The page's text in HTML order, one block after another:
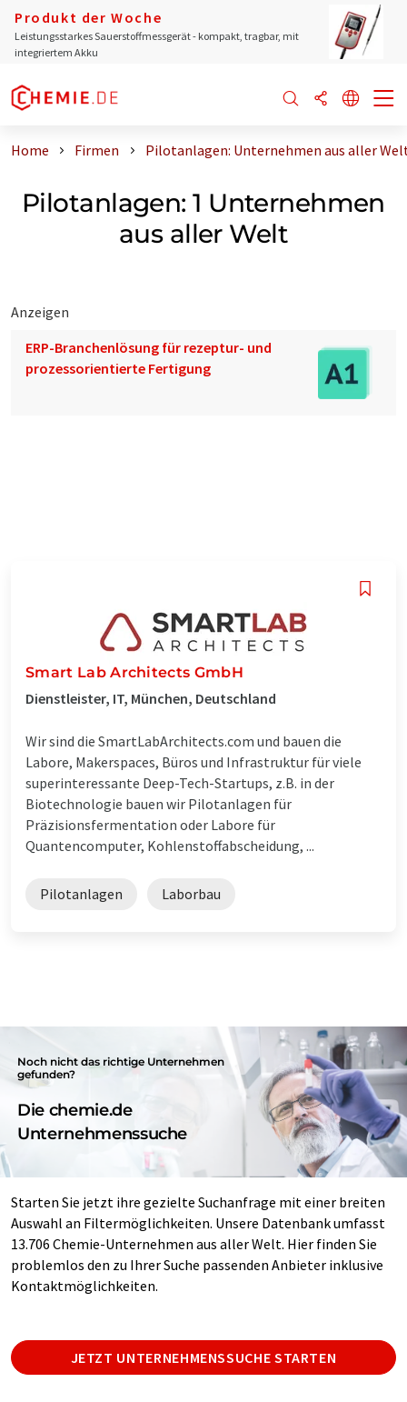
Produkt der Woche
Leistungsstarkes Sauerstoffmessgerät - kompakt, tragbar, mit
integriertem Akku
Home Firmen Pilotanlagen: Unternehmen aus aller
Pilotanlagen: 1 Unternehmen
aus aller Welt
Anzeigen
ERP-Branchenlösung für rezeptur- und
prozessorientierte Fertigung
Smart Lab Architects GmbH
Dienstleister, IT, München, Deutschland
Wir sind die SmartLabArchitects.com und bauen die
Labore, Makerspaces, Büros und Infrastruktur für viele
superinteressante Deep-Tech-Startups, z.B. in der
Biotechnologie bauen wir Pilotanlagen für
Präzisionsfermentation oder Labore für
Quantencomputer, Kohlenstoffabscheidung, ...
Pilotanlagen Laborbau
Noch nicht das richtige Unternehmen
gefunden?
Die chemie.de
Unternehmenssuche
Starten Sie jetzt ihre gezielte Suchanfrage mit einer breiten
Auswahl an Filtermöglichkeiten. Unsere Datenbank umfasst
13.706 Chemie-Unternehmen aus aller Welt. Hier finden Sie
problemlos den zu Ihrer Suche passenden Anbieter inklusive
Kontaktmöglichkeiten.
JETZT UNTERNEHMENSSUCHE STARTEN